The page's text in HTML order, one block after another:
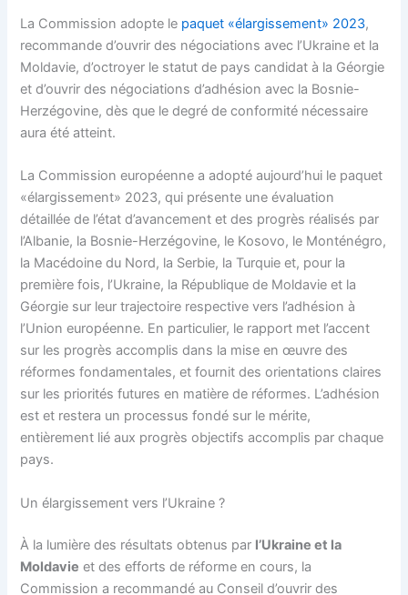
La Commission adopte le paquet «élargissement» 2023,
recommande d’ouvrir des négociations avec l’Ukraine et la
Moldavie, d’octroyer le statut de pays candidat à la Géorgie
et d’ouvrir des négociations d’adhésion avec la Bosnie-
Herzégovine, dès que le degré de conformité nécessaire
aura été atteint.
La Commission européenne a adopté aujourd’hui le paquet
«élargissement» 2023, qui présente une évaluation
détaillée de l’état d’avancement et des progrès réalisés par
l’Albanie, la Bosnie-Herzégovine, le Kosovo, le Monténégro,
la Macédoine du Nord, la Serbie, la Turquie et, pour la
première fois, l’Ukraine, la République de Moldavie et la
Géorgie sur leur trajectoire respective vers l’adhésion à
l’Union européenne. En particulier, le rapport met l’accent
sur les progrès accomplis dans la mise en œuvre des
réformes fondamentales, et fournit des orientations claires
sur les priorités futures en matière de réformes. L’adhésion
est et restera un processus fondé sur le mérite,
entièrement lié aux progrès objectifs accomplis par chaque
pays.
Un élargissement vers l’Ukraine ?
À la lumière des résultats obtenus par l’Ukraine et la
Moldavie et des efforts de réforme en cours, la
Commission a recommandé au Conseil d’ouvrir des